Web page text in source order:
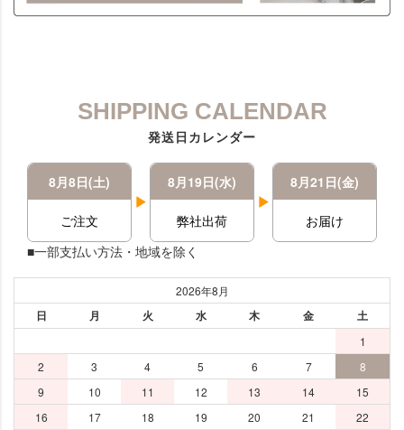
SHIPPING CALENDAR
発送日カレンダー